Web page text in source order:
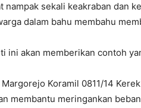
nampak sekali keakraban dan
dalam bahu membahu
ini akan memberikan contoh
Koramil 0811/14
membantu meringankan